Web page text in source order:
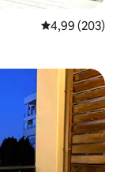
Средна
4,99 (203)